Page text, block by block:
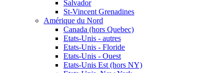
Salvador
St-Vincent Grenadines
Amérique du Nord
Canada (hors Quebec)
Etats-Unis - autres
Etats-Unis - Floride
Etats-Unis - Ouest
Etats-Unis Est (hors NY)